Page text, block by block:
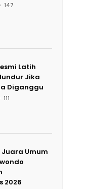
147
Latih
Jika
Diganggu
111
Umum
2026